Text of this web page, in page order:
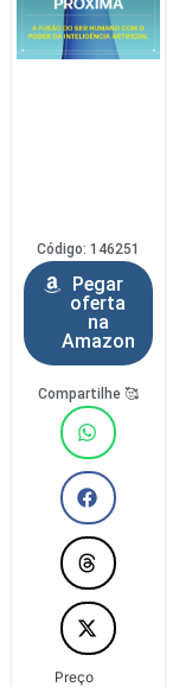
Código: 146251
Pegar
oferta
na
Amazon
Compartilhe 🥰
Preço